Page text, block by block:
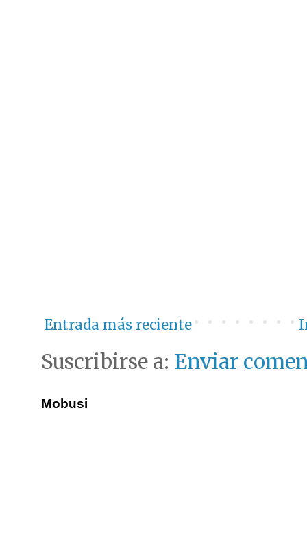
Entrada más reciente
Suscribirse a: Enviar
Mobusi